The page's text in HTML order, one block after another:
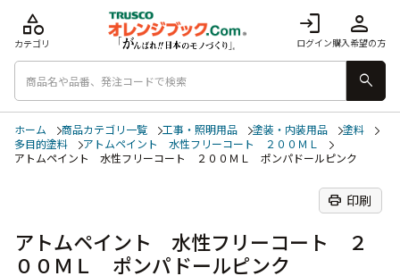
login
ログイン
person
購入希望の方
category
カテゴリ
search
ホーム 商品カテゴリ一覧 工事・照明用品 塗装・内装用品
塗料
多目的塗料
アトムペイント 水性フリーコート ２００ＭＬ
アトムペイント 水性フリーコート ２００ＭＬ ポンパドールピンク
print 印刷
アトムペイント 水性フリーコート ２
００ＭＬ ポンパドールピンク